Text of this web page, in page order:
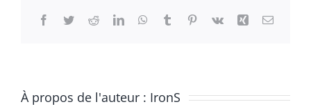
Facebook
TwitterRedditLinkedInWhatsApp
TumblrPinterest
Vk Xing Email
À propos de l'auteur : IronS